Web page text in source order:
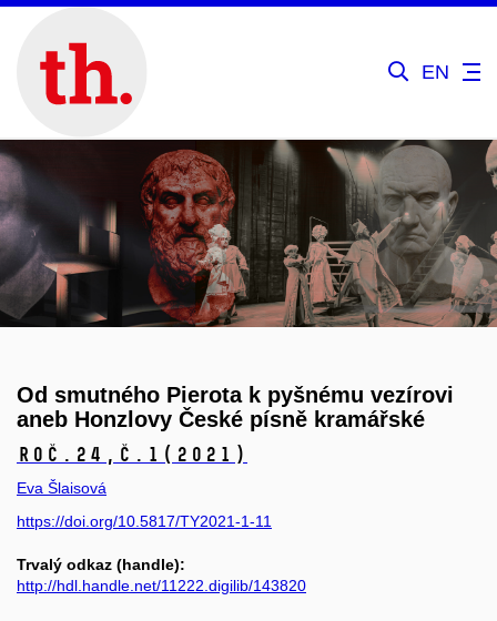
EN
Od smutného Pierota k pyšnému vezírovi
aneb Honzlovy České písně kramářské
Roč.24, č.1 (2021)
Eva Šlaisová
https://doi.org/10.5817/TY2021-1-11
Trvalý odkaz (handle):
http://hdl.handle.net/11222.digilib/143820